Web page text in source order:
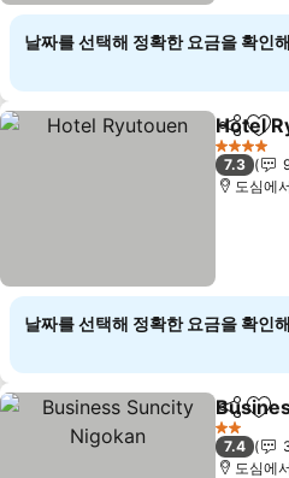
날짜를 선택해 정확한 요금을 확인
공유 즐
Hotel
4 성급
7.3
도심에
날짜를 선택해 정확한 요금을 확인
공유 즐
2 성급
7.4
도심에